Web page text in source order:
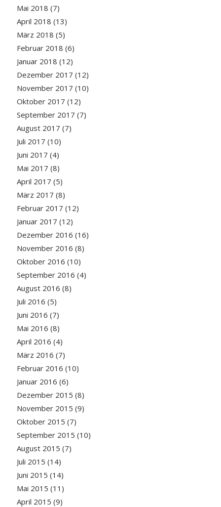
Mai 2018 (7)
April 2018 (13)
März 2018 (5)
Februar 2018 (6)
Januar 2018 (12)
Dezember 2017 (12)
November 2017 (10)
Oktober 2017 (12)
September 2017 (7)
August 2017 (7)
Juli 2017 (10)
Juni 2017 (4)
Mai 2017 (8)
April 2017 (5)
März 2017 (8)
Februar 2017 (12)
Januar 2017 (12)
Dezember 2016 (16)
November 2016 (8)
Oktober 2016 (10)
September 2016 (4)
August 2016 (8)
Juli 2016 (5)
Juni 2016 (7)
Mai 2016 (8)
April 2016 (4)
März 2016 (7)
Februar 2016 (10)
Januar 2016 (6)
Dezember 2015 (8)
November 2015 (9)
Oktober 2015 (7)
September 2015 (10)
August 2015 (7)
Juli 2015 (14)
Juni 2015 (14)
Mai 2015 (11)
April 2015 (9)